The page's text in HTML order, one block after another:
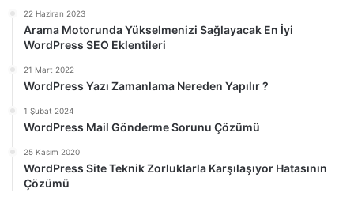
22 Haziran 2023
Arama Motorunda Yükselmenizi Sağlayacak En İyi
WordPress SEO Eklentileri
21 Mart 2022
WordPress Yazı Zamanlama Nereden Yapılır ?
1 Şubat 2024
WordPress Mail Gönderme Sorunu Çözümü
25 Kasım 2020
WordPress Site Teknik Zorluklarla Karşılaşıyor Hatasının
Çözümü